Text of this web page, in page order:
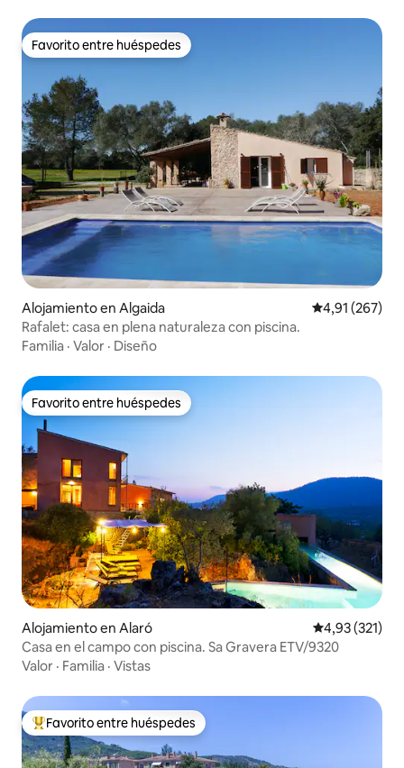
Favorito entre huéspedes
Favorito entre huéspedes
Alojamiento en Algaida Calificación
4,91 (267)
Rafalet: casa en plena naturaleza con piscina.
Familia · Valor · Diseño
Favorito entre huéspedes
Favorito entre huéspedes
Alojamiento en Alaró Calificación
4,93 (321)
Casa en el campo con piscina. Sa Gravera ETV/9320
Valor · Familia · Vistas
Favorito entre los huéspedes más destacados
Favorito entre huéspedes